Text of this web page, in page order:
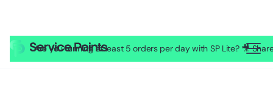
Are you running at least 5 orders per day with SP Lite? 🎥